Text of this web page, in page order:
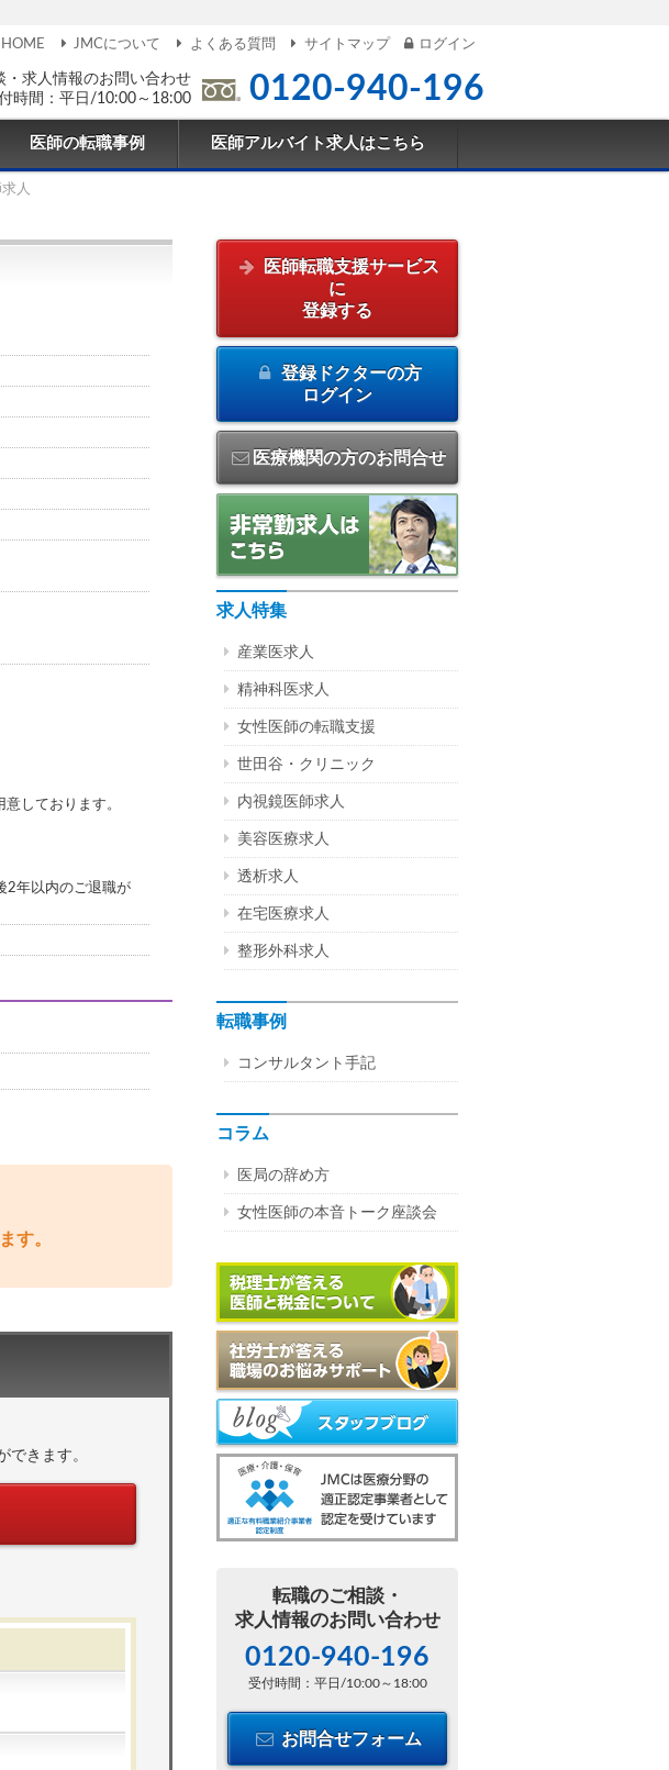
・求人情報のお問い合わせ
時間：平日/10:00～18:00
0120-940-196
HOME JMCについて よくある質問 サイトマップ ログイン
医師の転職事例 医師アルバイト求人はこちら
人
しております。
2年以内のご退職が
す。
できます。
医師転職支援サービス
に
登録する
登録ドクターの方
ログイン
医療機関の方のお問合せ
求人特集
産業医求人
精神科医求人
女性医師の転職支援
世田谷・クリニック
内視鏡医師求人
美容医療求人
透析求人
在宅医療求人
整形外科求人
転職事例
コンサルタント手記
コラム
医局の辞め方
女性医師の本音トーク座談会
転職のご相談・
求人情報のお問い合わせ
0120-940-196
受付時間：平日/10:00～18:00
お問合せフォーム